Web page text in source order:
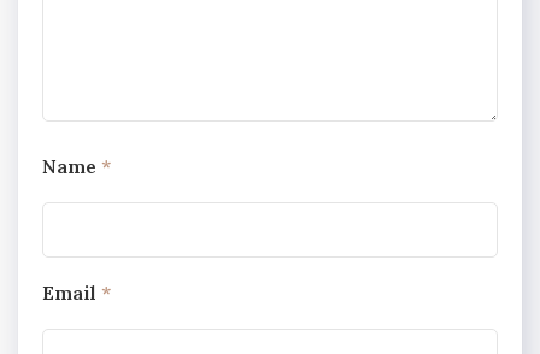
Name *
Email *